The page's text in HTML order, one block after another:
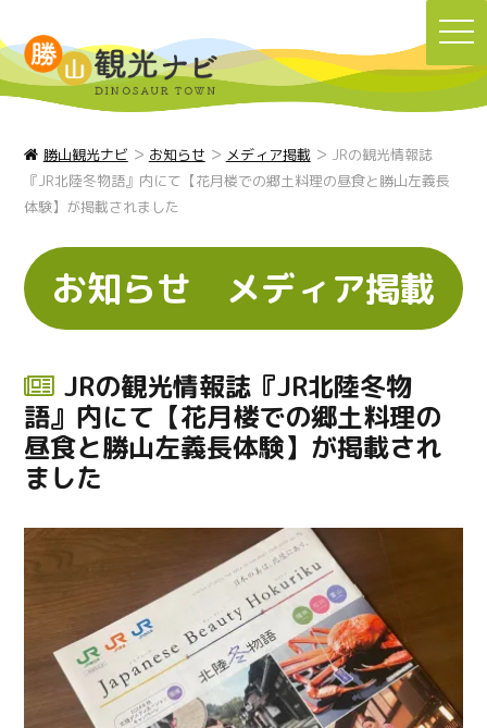
勝山観光ナビ > お知らせ > メディア掲載> JRの観光情報誌
『JR北陸冬物語』内にて【花月楼での郷土料理の昼食と勝山左義長
体験】が掲載されました
お知らせ メディア掲載
JRの観光情報誌『JR北陸冬物
語』内にて【花月楼での郷土料理の
昼食と勝山左義長体験】が掲載され
ました